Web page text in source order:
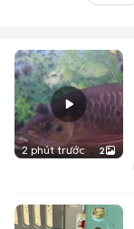
2 phút trước 2